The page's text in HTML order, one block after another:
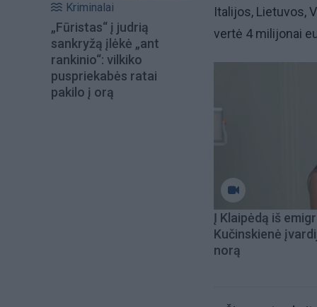
Kriminalai
„Fūristas“ į judrią
sankryžą įlėkė „ant
rankinio“: vilkiko
puspriekabės ratai
pakilo į orą
Italijos, Lietuvos,
vertė 4 milijonai
Į Klaipėdą iš
Kučinskienė
norą